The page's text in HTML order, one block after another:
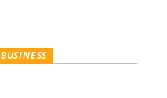
BUSINESS